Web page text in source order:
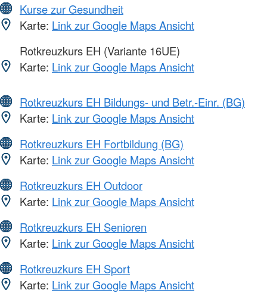
Kurse zur Gesundheit
Karte: Link zur Google Maps Ansicht
Rotkreuzkurs EH (Variante 16UE)
Karte: Link zur Google Maps Ansicht
Rotkreuzkurs EH Bildungs- und Betr.-Einr. (BG)
Karte: Link zur Google Maps Ansicht
Rotkreuzkurs EH Fortbildung (BG)
Karte: Link zur Google Maps Ansicht
Rotkreuzkurs EH Outdoor
Karte: Link zur Google Maps Ansicht
Rotkreuzkurs EH Senioren
Karte: Link zur Google Maps Ansicht
Rotkreuzkurs EH Sport
Karte: Link zur Google Maps Ansicht